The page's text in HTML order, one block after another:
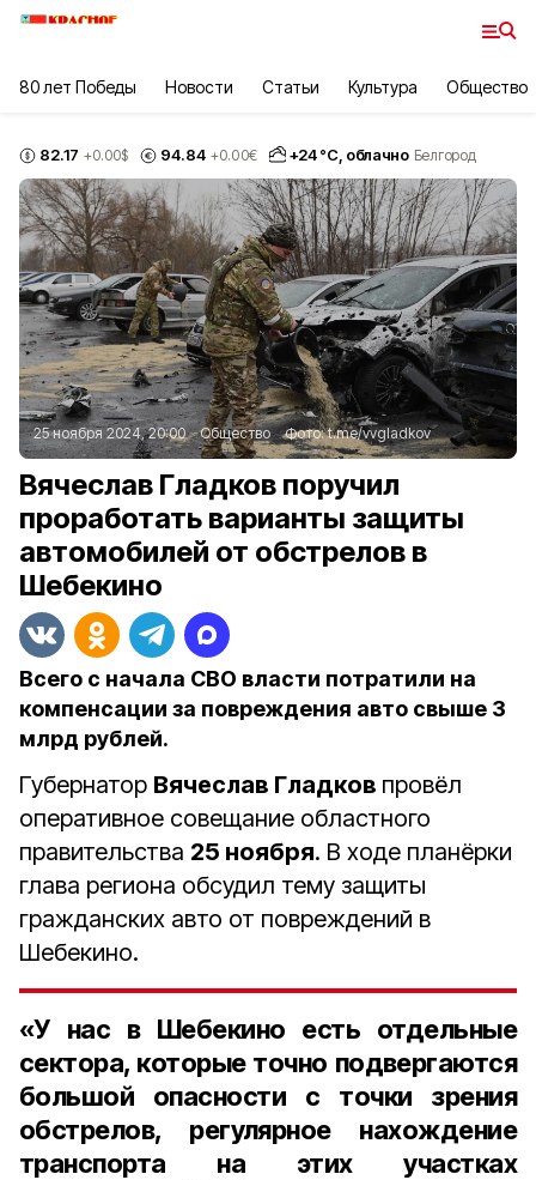
80 лет Победы Новости Статьи Культура Общество
82.17 +0.00$ 94.84 +0.00€ +24°С, облачно Белгород
25 ноября 2024, 20:00 Общество Фото:t.me/vvgladkov
Вячеслав Гладков поручил
проработать варианты защиты
автомобилей от обстрелов в
Шебекино
Всего с начала СВО власти потратили на
компенсации за повреждения авто свыше 3
млрд рублей.
Губернатор Вячеслав Гладков провёл
оперативное совещание областного
правительства 25 ноября. В ходе планёрки
глава региона обсудил тему защиты
гражданских авто от повреждений в
Шебекино.
«У нас в Шебекино есть отдельные
сектора, которые точно подвергаются
большой опасности с точки зрения
обстрелов, регулярное нахождение
транспорта на этих участках